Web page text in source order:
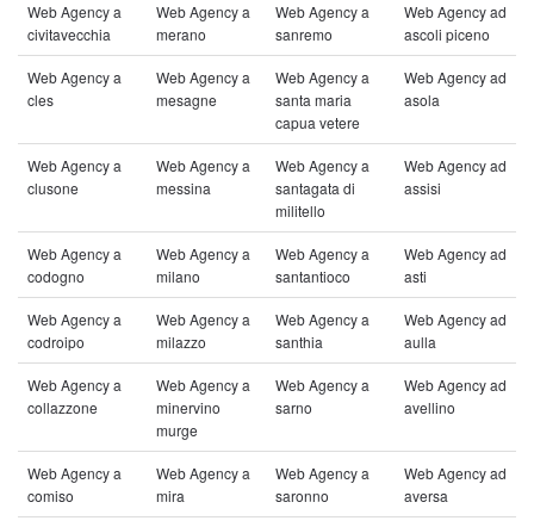
Web Agency a
civitavecchia
Web Agency a
merano
Web Agency a
sanremo
Web Agency ad
ascoli piceno
Web Agency a
cles
Web Agency a
mesagne
Web Agency a
santa maria
capua vetere
Web Agency ad
asola
Web Agency a
clusone
Web Agency a
messina
Web Agency a
santagata di
militello
Web Agency ad
assisi
Web Agency a
codogno
Web Agency a
milano
Web Agency a
santantioco
Web Agency ad
asti
Web Agency a
codroipo
Web Agency a
milazzo
Web Agency a
santhia
Web Agency ad
aulla
Web Agency a
collazzone
Web Agency a
minervino
murge
Web Agency a
sarno
Web Agency ad
avellino
Web Agency a
comiso
Web Agency a
mira
Web Agency a
saronno
Web Agency ad
aversa